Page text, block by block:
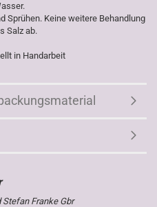
Sprühen. Keine weitere Behandlung
Salz ab.
in Handarbeit
Stefan Franke Gbr